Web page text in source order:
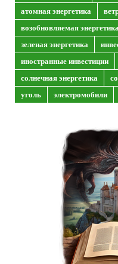
атомная энергетика
возобновляемая энергетика
зеленая энергетика
иностранные инвестиции
солнечная энергетика
уголь
электромобили